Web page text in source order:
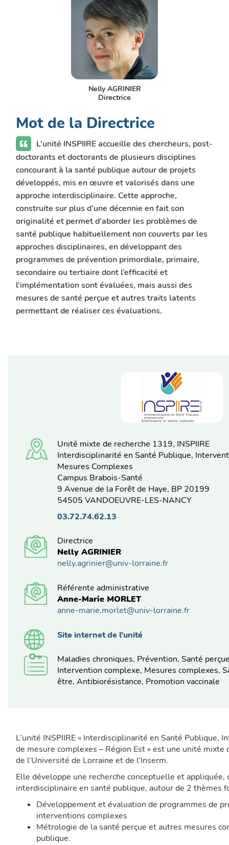
Nelly AGRINIER
Directrice
Mot de la Directrice
L’unité INSPIIRE accueille des chercheurs, post-
doctorants et doctorants de plusieurs disciplines
concourant à la santé publique autour de projets
développés, mis en œuvre et valorisés dans une
approche interdisciplinaire. Cette approche,
construite sur plus d’une décennie en fait son
originalité et permet d’aborder les problèmes de
santé publique habituellement non couverts par les
approches disciplinaires, en développant des
programmes de prévention primordiale, primaire,
secondaire ou tertiaire dont l’efficacité et
l’implémentation sont évaluées, mais aussi des
mesures de santé perçue et autres traits latents
permettant de réaliser ces évaluations.
Unité mixte de recherche 1319, INSPIIRE
Interdisciplinarité en Santé Publique,
Mesures Complexes
Campus Brabois-Santé
9 Avenue de la Forêt de Haye, BP 20199
54505 VANDOEUVRE-LES-NANCY
03.72.74.62.13
Directrice
Nelly AGRINIER
nelly.agrinier@univ-lorraine.fr
Référente administrative
Anne-Marie MORLET
anne-marie.morlet@univ-lorraine.fr
Site internet de l'unité
Maladies chroniques, Prévention, Santé
Intervention complexe, Mesures complexes,
être, Antibiorésistance, Promotion vaccinale
L’unité INSPIIRE « Interdisciplinarité en Santé Publique,
de mesure complexes – Région Est » est une unité mixte
de l’Université de Lorraine et de l’Inserm.
Elle développe une recherche conceptuelle et appliquée,
interdisciplinaire en santé publique, autour de 2 thèmes
Développement et évaluation de programmes de
interventions complexes
Métrologie de la santé perçue et autres mesures
publique.